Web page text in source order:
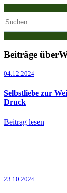
Beiträge
04.12.2024
Selbstliebe zur
Druck
Beitrag lesen
23.10.2024